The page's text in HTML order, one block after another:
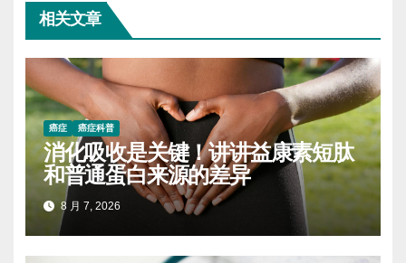
相关文章
癌症 癌症科普
消化吸收是关键！讲讲益康素短肽
和普通蛋白来源的差异
8 月 7, 2026